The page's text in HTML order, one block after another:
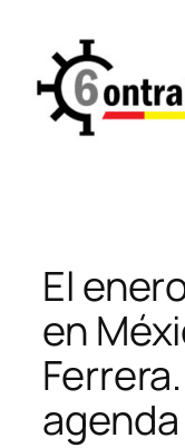
contenido
El
en